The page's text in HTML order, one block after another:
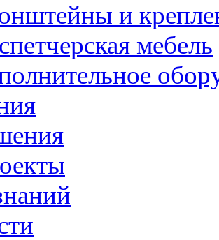
и
мебель